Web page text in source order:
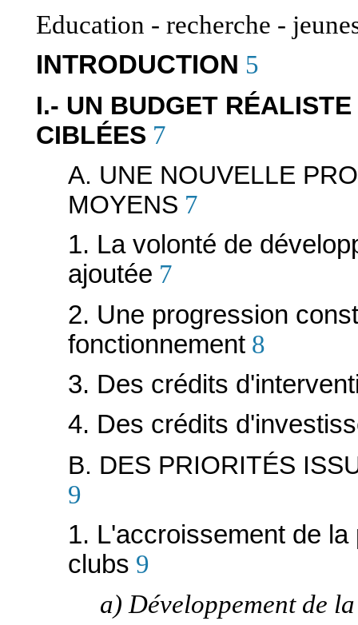
Education - recherche -
INTRODUCTION 5
I.- UN BUDGET
CIBLÉES 7
A. UNE NOUVELLE
MOYENS 7
1. La volonté de
ajoutée 7
2. Une progression
fonctionnement 8
3. Des crédits
4. Des crédits
B. DES PRIORITÉS
9
1. L'accroissement de
clubs 9
a) Développement de